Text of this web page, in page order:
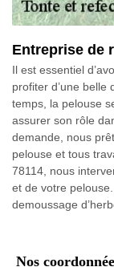
Entreprise de
Il est essentiel
profiter d’une belle
temps, la pelouse
assurer son rôle
demande, nous
pelouse et tous
78114, nous
et de votre
demoussage
Nos